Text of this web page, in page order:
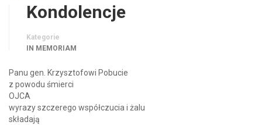
Kondolencje
Kategorie
IN MEMORIAM
Panu gen. Krzysztofowi Pobucie
z powodu śmierci
OJCA
wyrazy szczerego współczucia i żalu
składają